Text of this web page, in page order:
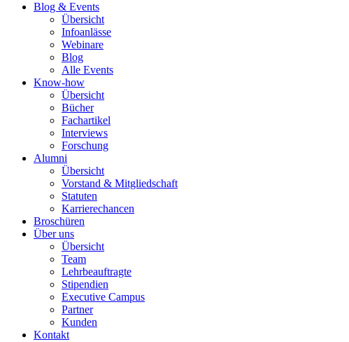
Blog & Events
Übersicht
Infoanlässe
Webinare
Blog
Alle Events
Know-how
Übersicht
Bücher
Fachartikel
Interviews
Forschung
Alumni
Übersicht
Vorstand & Mitgliedschaft
Statuten
Karrierechancen
Broschüren
Über uns
Übersicht
Team
Lehrbeauftragte
Stipendien
Executive Campus
Partner
Kunden
Kontakt